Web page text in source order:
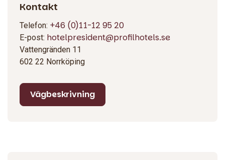
Kontakt
Telefon: +46 (0)11-12 95 20
E-post: hotelpresident@profilhotels.se
Vattengränden 11
602 22 Norrköping
Vägbeskrivning